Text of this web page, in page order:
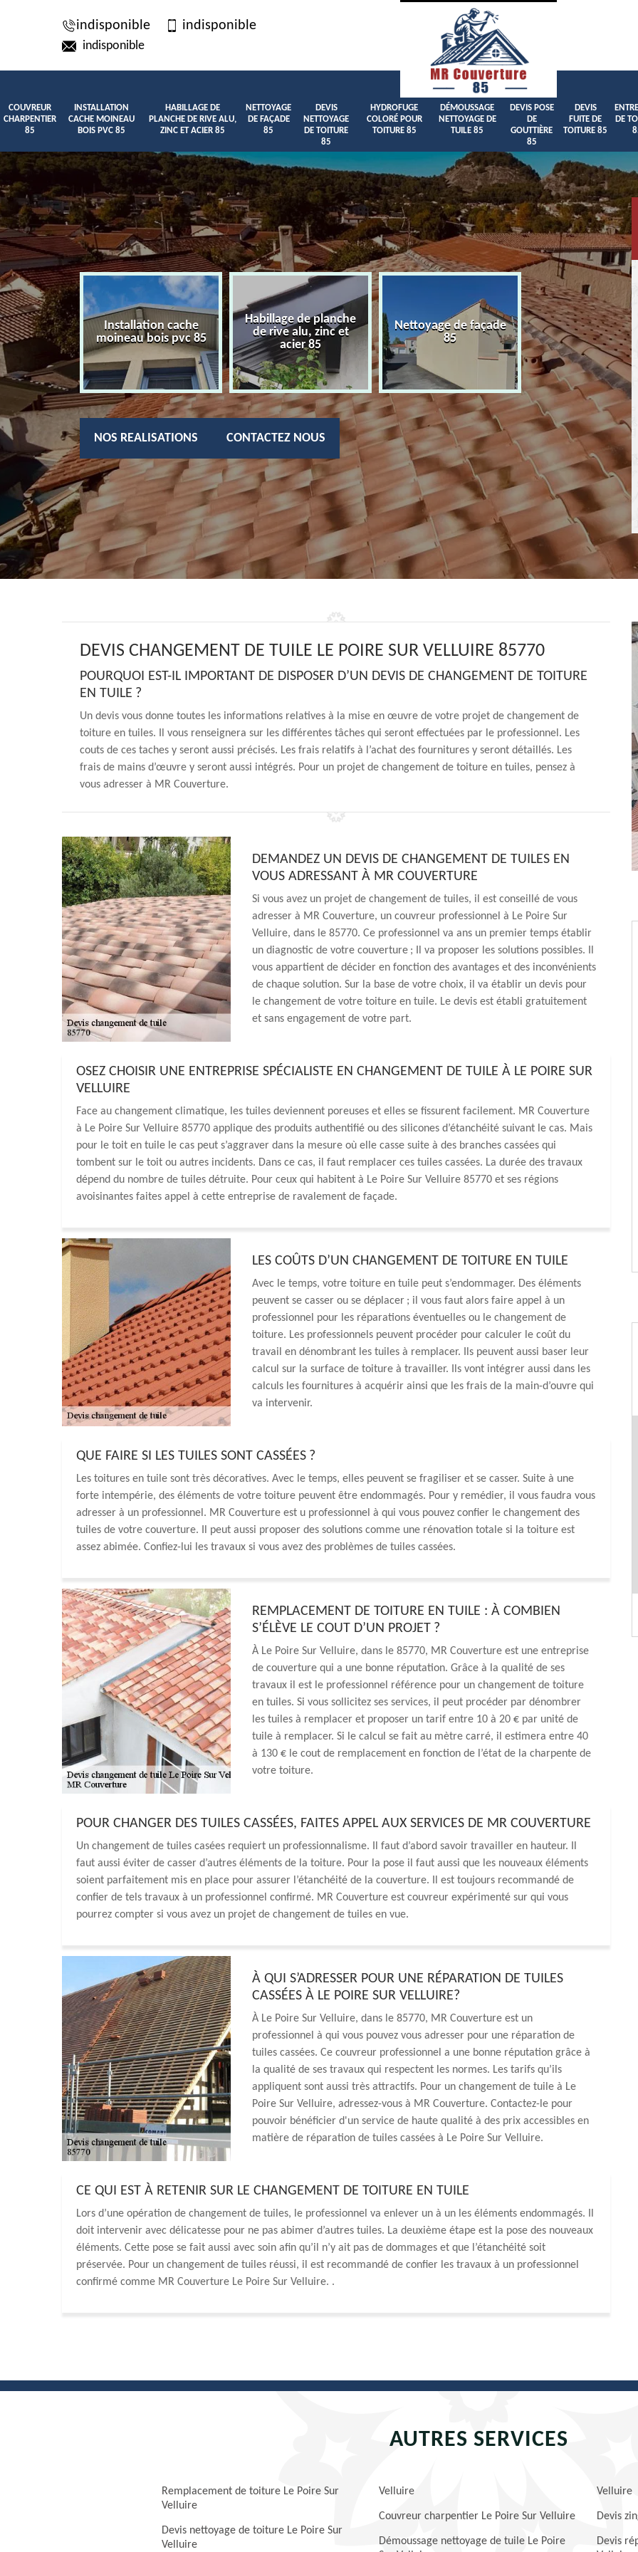
indisponible indisponible
indisponible
COUVREUR
CHARPENTIER
85
INSTALLATION
CACHE MOINEAU
BOIS PVC 85
HABILLAGE DE
PLANCHE DE RIVE ALU,
ZINC ET ACIER 85
NETTOYAGE
DE FAÇADE
85
DEVIS
NETTOYAGE
DE TOITURE
85
HYDROFUGE
COLORÉ POUR
TOITURE 85
DÉMOUSSAGE
NETTOYAGE DE
TUILE 85
DEVIS POSE
DE
GOUTTIÈRE
85
DEVIS
FUITE DE
TOITURE 85
DE
Installation cache
moineau bois pvc 85
Habillage de planche
de rive alu, zinc et
acier 85
Nettoyage de façade
85
Devis nettoyage
toiture 85
NOS REALISATIONS CONTACTEZ NOUS
DEVIS CHANGEMENT DE TUILE LE POIRE SUR VELLUIRE 85770
POURQUOI EST-IL IMPORTANT DE DISPOSER D’UN DEVIS DE CHANGEMENT DE TOITURE
EN TUILE ?
Un devis vous donne toutes les informations relatives à la mise en œuvre de votre projet de changement de
toiture en tuiles. Il vous renseignera sur les différentes tâches qui seront effectuées par le professionnel. Les
couts de ces taches y seront aussi précisés. Les frais relatifs à l’achat des fournitures y seront détaillés. Les
frais de mains d’œuvre y seront aussi intégrés. Pour un projet de changement de toiture en tuiles, pensez à
vous adresser à MR Couverture.
DEMANDEZ UN DEVIS DE CHANGEMENT DE TUILES EN
VOUS ADRESSANT À MR COUVERTURE
Si vous avez un projet de changement de tuiles, il est conseillé de vous
adresser à MR Couverture, un couvreur professionnel à Le Poire Sur
Velluire, dans le 85770. Ce professionnel va ans un premier temps établir
un diagnostic de votre couverture ; Il va proposer les solutions possibles. Il
vous appartient de décider en fonction des avantages et des inconvénients
de chaque solution. Sur la base de votre choix, il va établir un devis pour
le changement de votre toiture en tuile. Le devis est établi gratuitement
et sans engagement de votre part.
OSEZ CHOISIR UNE ENTREPRISE SPÉCIALISTE EN CHANGEMENT DE TUILE À LE POIRE SUR
VELLUIRE
Face au changement climatique, les tuiles deviennent poreuses et elles se fissurent facilement. MR Couverture
à Le Poire Sur Velluire 85770 applique des produits authentifié ou des silicones d’étanchéité suivant le cas. Mais
pour le toit en tuile le cas peut s’aggraver dans la mesure où elle casse suite à des branches cassées qui
tombent sur le toit ou autres incidents. Dans ce cas, il faut remplacer ces tuiles cassées. La durée des travaux
dépend du nombre de tuiles détruite. Pour ceux qui habitent à Le Poire Sur Velluire 85770 et ses régions
avoisinantes faites appel à cette entreprise de ravalement de façade.
LES COÛTS D’UN CHANGEMENT DE TOITURE EN TUILE
Avec le temps, votre toiture en tuile peut s’endommager. Des éléments
peuvent se casser ou se déplacer ; il vous faut alors faire appel à un
professionnel pour les réparations éventuelles ou le changement de
toiture. Les professionnels peuvent procéder pour calculer le coût du
travail en dénombrant les tuiles à remplacer. Ils peuvent aussi baser leur
calcul sur la surface de toiture à travailler. Ils vont intégrer aussi dans les
calculs les fournitures à acquérir ainsi que les frais de la main-d’ouvre qui
va intervenir.
QUE FAIRE SI LES TUILES SONT CASSÉES ?
Les toitures en tuile sont très décoratives. Avec le temps, elles peuvent se fragiliser et se casser. Suite à une
forte intempérie, des éléments de votre toiture peuvent être endommagés. Pour y remédier, il vous faudra vous
adresser à un professionnel. MR Couverture est u professionnel à qui vous pouvez confier le changement des
tuiles de votre couverture. Il peut aussi proposer des solutions comme une rénovation totale si la toiture est
assez abimée. Confiez-lui les travaux si vous avez des problèmes de tuiles cassées.
REMPLACEMENT DE TOITURE EN TUILE : À COMBIEN
S’ÉLÈVE LE COUT D’UN PROJET ?
À Le Poire Sur Velluire, dans le 85770, MR Couverture est une entreprise
de couverture qui a une bonne réputation. Grâce à la qualité de ses
travaux il est le professionnel référence pour un changement de toiture
en tuiles. Si vous sollicitez ses services, il peut procéder par dénombrer
les tuiles à remplacer et proposer un tarif entre 10 à 20 € par unité de
tuile à remplacer. Si le calcul se fait au mètre carré, il estimera entre 40
à 130 € le cout de remplacement en fonction de l’état de la charpente de
votre toiture.
POUR CHANGER DES TUILES CASSÉES, FAITES APPEL AUX SERVICES DE MR COUVERTURE
Un changement de tuiles casées requiert un professionnalisme. Il faut d’abord savoir travailler en hauteur. Il
faut aussi éviter de casser d’autres éléments de la toiture. Pour la pose il faut aussi que les nouveaux éléments
soient parfaitement mis en place pour assurer l’étanchéité de la couverture. Il est toujours recommandé de
confier de tels travaux à un professionnel confirmé. MR Couverture est couvreur expérimenté sur qui vous
pourrez compter si vous avez un projet de changement de tuiles en vue.
À QUI S’ADRESSER POUR UNE RÉPARATION DE TUILES
CASSÉES À LE POIRE SUR VELLUIRE?
À Le Poire Sur Velluire, dans le 85770, MR Couverture est un
professionnel à qui vous pouvez vous adresser pour une réparation de
tuiles cassées. Ce couvreur professionnel a une bonne réputation grâce à
la qualité de ses travaux qui respectent les normes. Les tarifs qu’ils
appliquent sont aussi très attractifs. Pour un changement de tuile à Le
Poire Sur Velluire, adressez-vous à MR Couverture. Contactez-le pour
pouvoir bénéficier d'un service de haute qualité à des prix accessibles en
matière de réparation de tuiles cassées à Le Poire Sur Velluire.
CE QUI EST À RETENIR SUR LE CHANGEMENT DE TOITURE EN TUILE
Lors d’une opération de changement de tuiles, le professionnel va enlever un à un les éléments endommagés. Il
doit intervenir avec délicatesse pour ne pas abimer d’autres tuiles. La deuxième étape est la pose des nouveaux
éléments. Cette pose se fait aussi avec soin afin qu’il n’y ait pas de dommages et que l’étanchéité soit
préservée. Pour un changement de tuiles réussi, il est recommandé de confier les travaux à un professionnel
confirmé comme MR Couverture Le Poire Sur Velluire. .
AUTRES SERVICES
Remplacement de toiture Le Poire Sur
Velluire
Devis nettoyage de toiture Le Poire Sur
Velluire
Velluire
Couvreur charpentier Le Poire Sur Velluire
Démoussage nettoyage de tuile Le Poire
Velluire
Devis
Devis